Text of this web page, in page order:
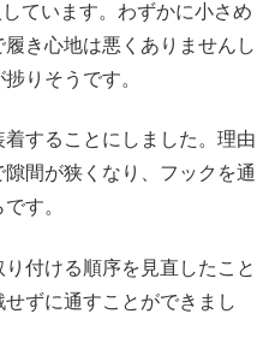
ています。わずかに小さめ
き心地は悪くありませんし
りそうです。
することにしました。理由
間が狭くなり、フックを通
す。
付ける順序を見直したこと
ずに通すことができまし